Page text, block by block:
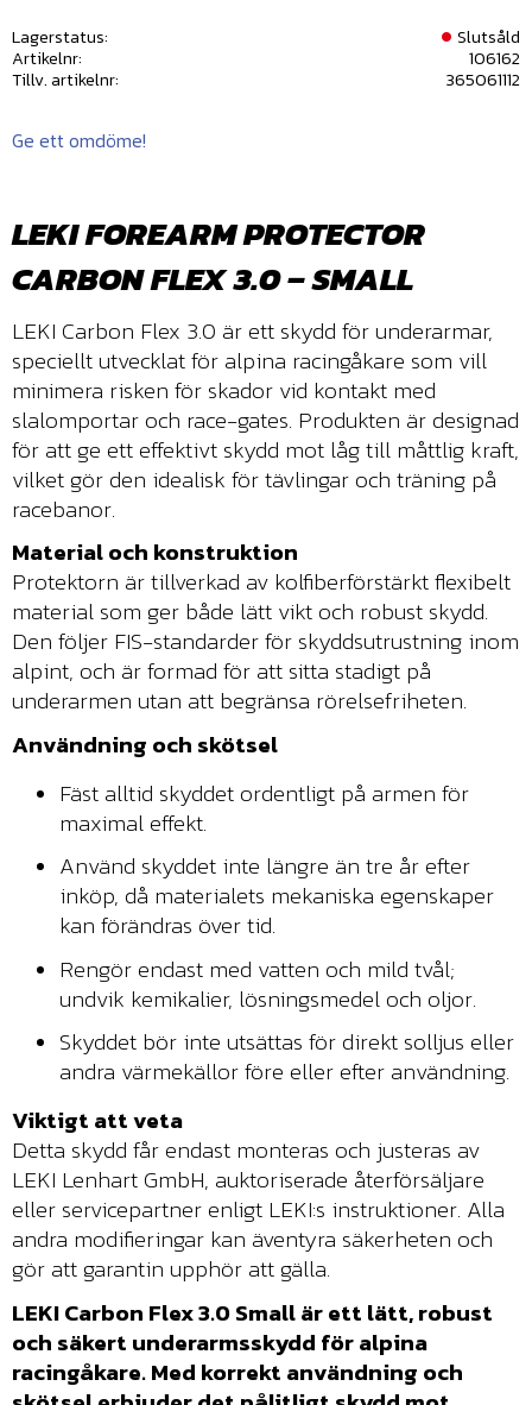
Lagerstatus
Slutsåld
Artikelnr
106162
Tillv. artikelnr
365061112
Ge ett omdöme!
LEKI FOREARM PROTECTOR
CARBON FLEX 3.0 – SMALL
LEKI Carbon Flex 3.0 är ett skydd för underarmar,
speciellt utvecklat för alpina racingåkare som vill
minimera risken för skador vid kontakt med
slalomportar och race-gates. Produkten är designad
för att ge ett effektivt skydd mot låg till måttlig kraft,
vilket gör den idealisk för tävlingar och träning på
racebanor.
Material och konstruktion
Protektorn är tillverkad av kolfiberförstärkt flexibelt
material som ger både lätt vikt och robust skydd.
Den följer FIS-standarder för skyddsutrustning inom
alpint, och är formad för att sitta stadigt på
underarmen utan att begränsa rörelsefriheten.
Användning och skötsel
Fäst alltid skyddet ordentligt på armen för
maximal effekt.
Använd skyddet inte längre än tre år efter
inköp, då materialets mekaniska egenskaper
kan förändras över tid.
Rengör endast med vatten och mild tvål;
undvik kemikalier, lösningsmedel och oljor.
Skyddet bör inte utsättas för direkt solljus eller
andra värmekällor före eller efter användning.
Viktigt att veta
Detta skydd får endast monteras och justeras av
LEKI Lenhart GmbH, auktoriserade återförsäljare
eller servicepartner enligt LEKI:s instruktioner. Alla
andra modifieringar kan äventyra säkerheten och
gör att garantin upphör att gälla.
LEKI Carbon Flex 3.0 Small är ett lätt, robust
och säkert underarmsskydd för alpina
racingåkare. Med korrekt användning och